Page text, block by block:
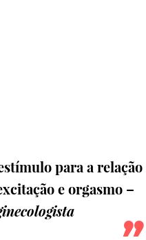
para a relação
e orgasmo –